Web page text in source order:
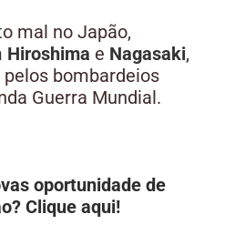
mal no Japão,
Hiroshima e Nagasaki,
bombardeios
Guerra Mundial.
oportunidade de
Clique aqui!